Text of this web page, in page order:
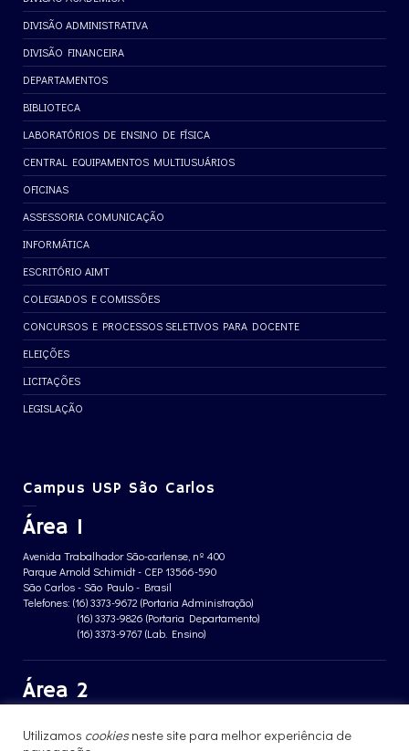
DIVISÃO ADMINISTRATIVA
DIVISÃO FINANCEIRA
DEPARTAMENTOS
BIBLIOTECA
LABORATÓRIOS DE ENSINO DE FÍSICA
CENTRAL EQUIPAMENTOS MULTIUSUÁRIOS
OFICINAS
ASSESSORIA COMUNICAÇÃO
INFORMÁTICA
ESCRITÓRIO AIMT
COLEGIADOS E COMISSÕES
CONCURSOS E PROCESSOS SELETIVOS PARA DOCENTE
ELEIÇÕES
LICITAÇÕES
LEGISLAÇÃO
Campus USP São Carlos
Área 1
Avenida Trabalhador São-carlense, nº 400
Parque Arnold Schimidt - CEP 13566-590
São Carlos - São Paulo - Brasil
Telefones: (16) 3373-9672 (Portaria Administração)
(16) 3373-9826 (Portaria Departamento)
(16) 3373-9767 (Lab. Ensino)
Área 2
Jardim Santa Angelina - CEP 13563-120
Utilizamos cookiesneste site para melhor experiência de